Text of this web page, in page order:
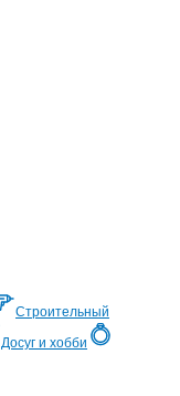
Строительный
Досуг и хобби